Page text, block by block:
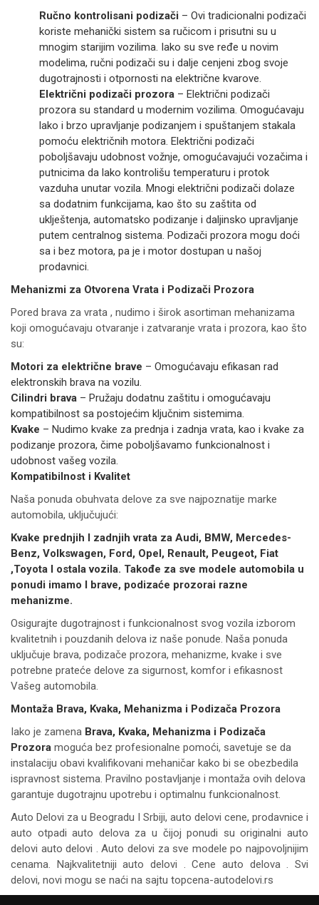
Ručno kontrolisani podizači – Ovi tradicionalni podizači
koriste mehanički sistem sa ručicom i prisutni su u
mnogim starijim vozilima. Iako su sve ređe u novim
modelima, ručni podizači su i dalje cenjeni zbog svoje
dugotrajnosti i otpornosti na električne kvarove.
Električni podizači prozora – Električni podizači
prozora su standard u modernim vozilima. Omogućavaju
lako i brzo upravljanje podizanjem i spuštanjem stakala
pomoću električnih motora. Električni podizači
poboljšavaju udobnost vožnje, omogućavajući vozačima i
putnicima da lako kontrolišu temperaturu i protok
vazduha unutar vozila. Mnogi električni podizači dolaze
sa dodatnim funkcijama, kao što su zaštita od
uklještenja, automatsko podizanje i daljinsko upravljanje
putem centralnog sistema. Podizači prozora mogu doći
sa i bez motora, pa je i motor dostupan u našoj
prodavnici.
Mehanizmi za Otvorena Vrata i Podizači Prozora
Pored brava za vrata , nudimo i širok asortiman mehanizama
koji omogućavaju otvaranje i zatvaranje vrata i prozora, kao što
su:
Motori za električne brave – Omogućavaju efikasan rad
elektronskih brava na vozilu.
Cilindri brava – Pružaju dodatnu zaštitu i omogućavaju
kompatibilnost sa postojećim ključnim sistemima.
Kvake – Nudimo kvake za prednja i zadnja vrata, kao i kvake za
podizanje prozora, čime poboljšavamo funkcionalnost i
udobnost vašeg vozila.
Kompatibilnost i Kvalitet
Naša ponuda obuhvata delove za sve najpoznatije marke
automobila, uključujući:
Kvake prednjih I zadnjih vrata za Audi, BMW, Mercedes-
Benz, Volkswagen, Ford, Opel, Renault, Peugeot, Fiat
,Toyota I ostala vozila. Takođe za sve modele automobila u
ponudi imamo I brave, podizaće prozorai razne
mehanizme.
Osigurajte dugotrajnost i funkcionalnost svog vozila izborom
kvalitetnih i pouzdanih delova iz naše ponude. Naša ponuda
uključuje brava, podizače prozora, mehanizme, kvake i sve
potrebne prateće delove za sigurnost, komfor i efikasnost
Vašeg automobila.
Montaža Brava, Kvaka, Mehanizma i Podizača Prozora
Iako je zamena Brava, Kvaka, Mehanizma i Podizača
Prozora moguća bez profesionalne pomoći, savetuje se da
instalaciju obavi kvalifikovani mehaničar kako bi se obezbedila
ispravnost sistema. Pravilno postavljanje i montaža ovih delova
garantuje dugotrajnu upotrebu i optimalnu funkcionalnost.
Auto Delovi za u Beogradu I Srbiji, auto delovi cene, prodavnice i
auto otpadi auto delova za u čijoj ponudi su originalni auto
delovi auto delovi . Auto delovi za sve modele po najpovoljnijim
cenama. Najkvalitetniji auto delovi . Cene auto delova . Svi
delovi, novi mogu se naći na sajtu topcena-autodelovi.rs